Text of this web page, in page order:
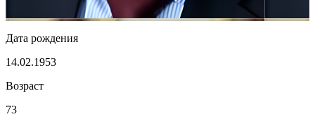
Дата рождения
14.02.1953
Возраст
73